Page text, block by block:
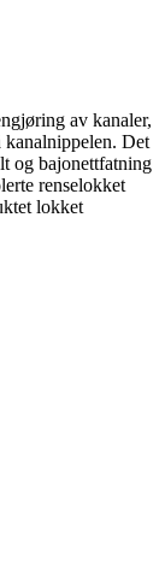
av kanaler,
kanalnippelen. Det
og bajonettfatning
renselokket
lokket